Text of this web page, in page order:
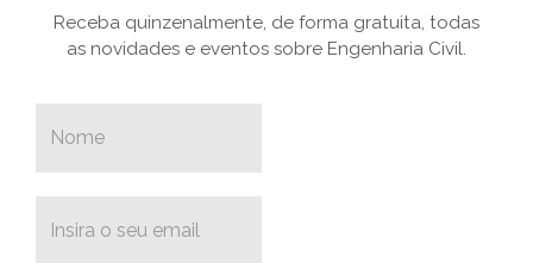
Receba quinzenalmente, de forma gratuita, todas
as novidades e eventos sobre Engenharia Civil.